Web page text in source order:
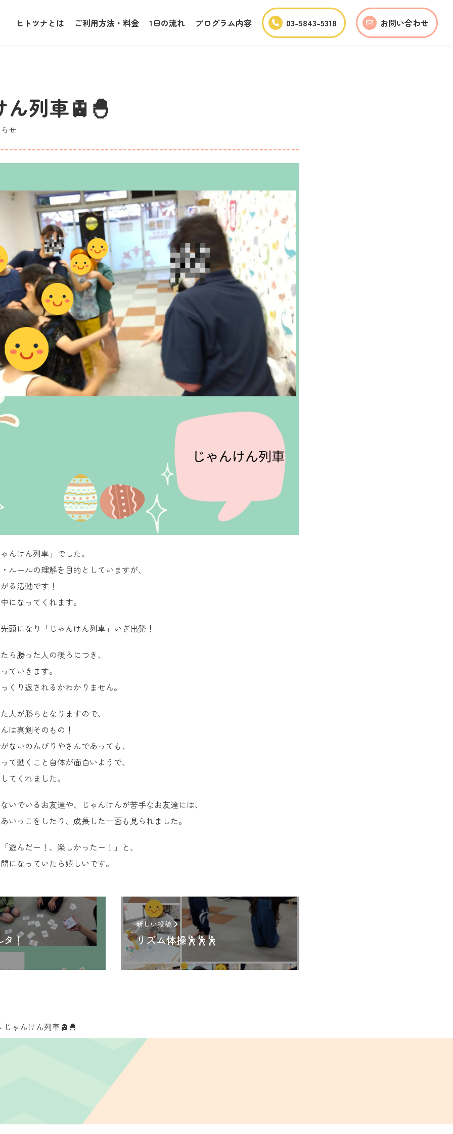
ヒトツナとは ご利用方法・料金 1日の流れ プログラム内容 03-5843-5318 お問い合わせ
ん列車🚊🐣
せ
んけん列車」でした。
ルールの理解を目的としていますが、
る活動です！
になってくれます。
頭になり「じゃんけん列車」いざ出発！
ら勝った人の後ろにつき、
ていきます。
くり返されるかわかりません。
人が勝ちとなりますので、
は真剣そのもの！
ないのんびりやさんであっても、
て動くこと自体が面白いようで、
てくれました。
いでいるお友達や、じゃんけんが苦手なお友達には、
いっこをしたり、成長した一面も見られました。
遊んだー！、楽しかったー！」と、
になっていたら嬉しいです。
タ！
新しい投稿
リズム体操🕺🕺🕺
じゃんけん列車🚊🐣